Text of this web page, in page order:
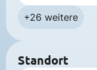
+26 weitere
Standort